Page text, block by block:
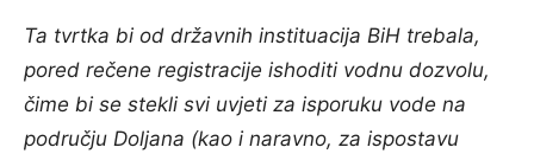
Ta tvrtka bi od državnih instituacija BiH trebala,
pored rečene registracije ishoditi vodnu dozvolu,
čime bi se stekli svi uvjeti za isporuku vode na
području Doljana (kao i naravno, za ispostavu